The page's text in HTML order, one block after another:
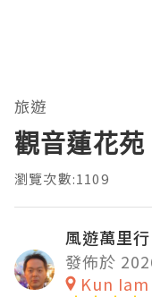
旅遊
觀音蓮花苑
瀏覽次數:1109
風遊萬里行
發佈於
Kun